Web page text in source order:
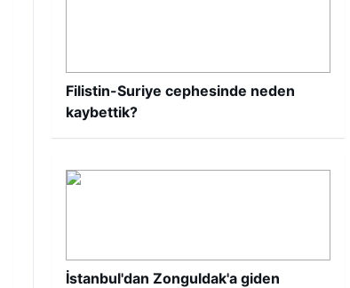
Filistin-Suriye cephesinde neden
kaybettik?
İstanbul'dan Zonguldak'a giden